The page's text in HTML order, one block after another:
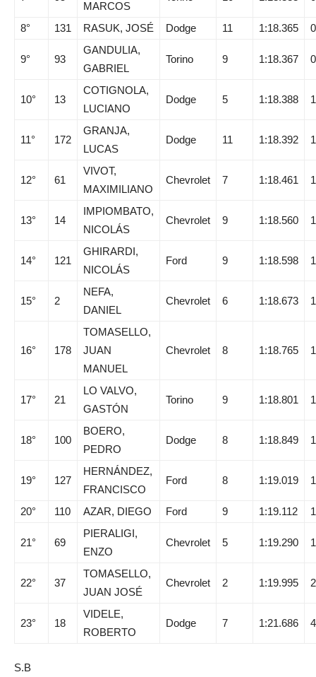
MARCOS
8° 131 RASUK, JOSÉ Dodge 11 1:18.365
9° 93
GANDULIA,
GABRIEL
Torino 9 1:18.367
10° 13
COTIGNOLA,
LUCIANO
Dodge 5 1:18.388
11° 172
GRANJA,
LUCAS
Dodge 11 1:18.392
12° 61
VIVOT,
MAXIMILIANO
Chevrolet 7 1:18.461
13° 14
IMPIOMBATO,
NICOLÁS
Chevrolet 9 1:18.560
14° 121
GHIRARDI,
NICOLÁS
Ford 9 1:18.598
15° 2
NEFA,
DANIEL
Chevrolet 6 1:18.673
16° 178
TOMASELLO,
JUAN
MANUEL
Chevrolet 8 1:18.765
17° 21
LO VALVO,
GASTÓN
Torino 9 1:18.801
18° 100
BOERO,
PEDRO
Dodge 8 1:18.849
19° 127
HERNÁNDEZ,
FRANCISCO
Ford 8 1:19.019
20° 110 AZAR, DIEGO Ford 9 1:19.112
21° 69
PIERALIGI,
ENZO
Chevrolet 5 1:19.290
22° 37
TOMASELLO,
JUAN JOSÉ
Chevrolet 2 1:19.995
23° 18
VIDELE,
ROBERTO
Dodge 7 1:21.686
S.B